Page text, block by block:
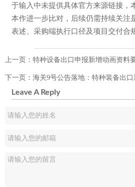
于输入中未提供具体官方来源链接，
本作进一步比对，后续仍需持续关注
表述、采购端执行口径及项目交付合
上一页： 特种设备出口申报新增动画资料
下一页： 海关9号公告落地：特种装备出
Leave A Reply